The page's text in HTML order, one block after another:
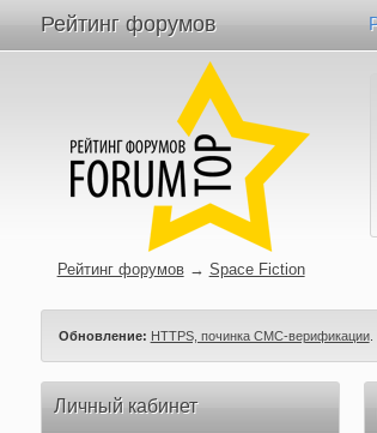
Рейтинг форумов
Рейтинг форумов → Space Fiction
Обновление: HTTPS, починка СМС-верификации.
Личный кабинет